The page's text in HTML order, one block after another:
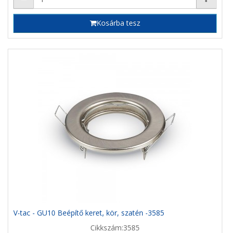
Kosárba tesz
V-tac - GU10 Beépítő keret, kör, szatén -3585
Cikkszám:3585